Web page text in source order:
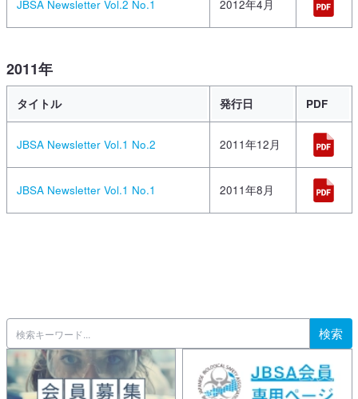
JBSA Newsletter Vol.2 No.1 2012年4月
2011年
タイトル 発行日 PDF
JBSA Newsletter Vol.1 No.2 2011年12月
JBSA Newsletter Vol.1 No.1 2011年8月
検索